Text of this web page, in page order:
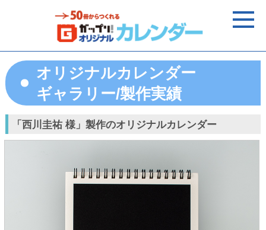
オリジナルカレンダー
ギャラリー/製作実績
「西川圭祐 様」製作のオリジナルカレンダー